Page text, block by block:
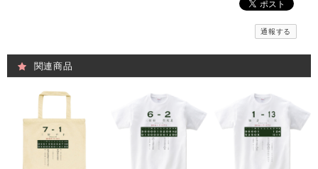
通報する
関連商品